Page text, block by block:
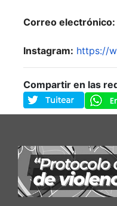
Correo electrónico:
Instagram: https://
Compartir en las